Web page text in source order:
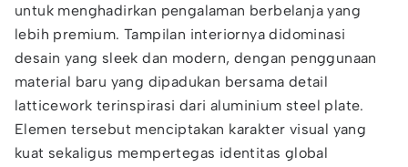
untuk menghadirkan pengalaman berbelanja yang
lebih premium. Tampilan interiornya didominasi
desain yang sleek dan modern, dengan penggunaan
material baru yang dipadukan bersama detail
latticework terinspirasi dari aluminium steel plate.
Elemen tersebut menciptakan karakter visual yang
kuat sekaligus mempertegas identitas global